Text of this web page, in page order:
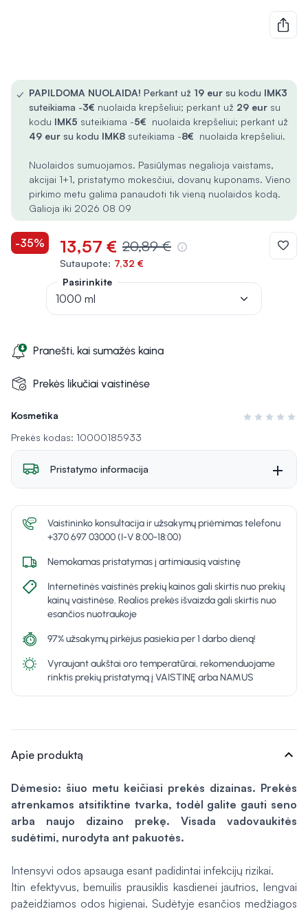
Kosmetika
Įvertinimas 0
Prekės kodas: 10000185933
✓ PAPILDOMA NUOLAIDA! Perkant už 19 eur su kodu IMK3
suteikiama -3€ nuolaida krepšeliui; perkant už 29 eur su
kodu IMK5 suteikiama -5€ nuolaida krepšeliui; perkant už
49 eur su kodu IMK8 suteikiama -8€ nuolaida krepšeliui.
Nuolaidos sumuojamos. Pasiūlymas negalioja vaistams,
akcijai 1+1, pristatymo mokesčiui, dovanų kuponams. Vieno
pirkimo metu galima panaudoti tik vieną nuolaidos kodą.
Galioja iki 2026 08 09
-35% 13,57 € 20,89 €
Sutaupote: 7,32 €
Pranešti, kai sumažės kaina
Prekės likučiai vaistinėse
Pasirinkite
1000 ml
Pristatymo informacija
Vaistininko konsultacija ir užsakymų priėmimas telefonu
+370 697 03000 (I-V 8:00-18:00)
Nemokamas pristatymas į artimiausią vaistinę
Internetinės vaistinės prekių kainos gali skirtis nuo prekių
kainų vaistinėse. Realios prekės išvaizda gali skirtis nuo
esančios nuotraukoje
97% užsakymų pirkėjus pasiekia per 1 darbo dieną!
Vyraujant aukštai oro temperatūrai, rekomenduojame
rinktis prekių pristatymą į VAISTINĘ arba NAMUS
Apie produktą expand_more
Dėmesio: šiuo metu keičiasi prekės dizainas. Prekės
atrenkamos atsitiktine tvarka, todėl galite gauti seno
arba naujo dizaino prekę. Visada vadovaukitės
sudėtimi, nurodyta ant pakuotės.
Intensyvi odos apsauga esant padidintai infekcijų rizikai.
Itin efektyvus, bemuilis prausiklis kasdienei jautrios, lengvai
pažeidžiamos odos higienai. Sudėtyje esančios medžiagos